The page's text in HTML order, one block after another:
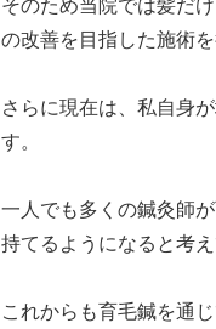
の改善を目指した施術を
さらに現在は、私自身
す。
一人でも多くの鍼灸師
持てるようになると考え
これからも育毛鍼を通